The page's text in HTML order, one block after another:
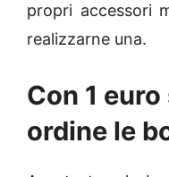
propri accessori
realizzarne una.
Con 1
ordine le